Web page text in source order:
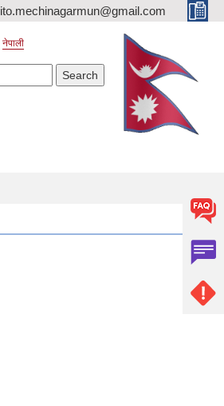
ito.mechinagarmun@gmail.com
नेपाली